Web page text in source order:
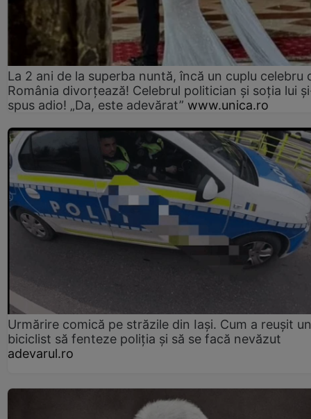
La 2 ani de la superba nuntă, încă un cuplu celebru
România divorțează! Celebrul politician și soția lui
spus adio! „Da, este adevărat” www.unica.ro
Urmărire comică pe străzile din Iași. Cum a reușit un
biciclist să fenteze poliția și să se facă nevăzut
adevarul.ro